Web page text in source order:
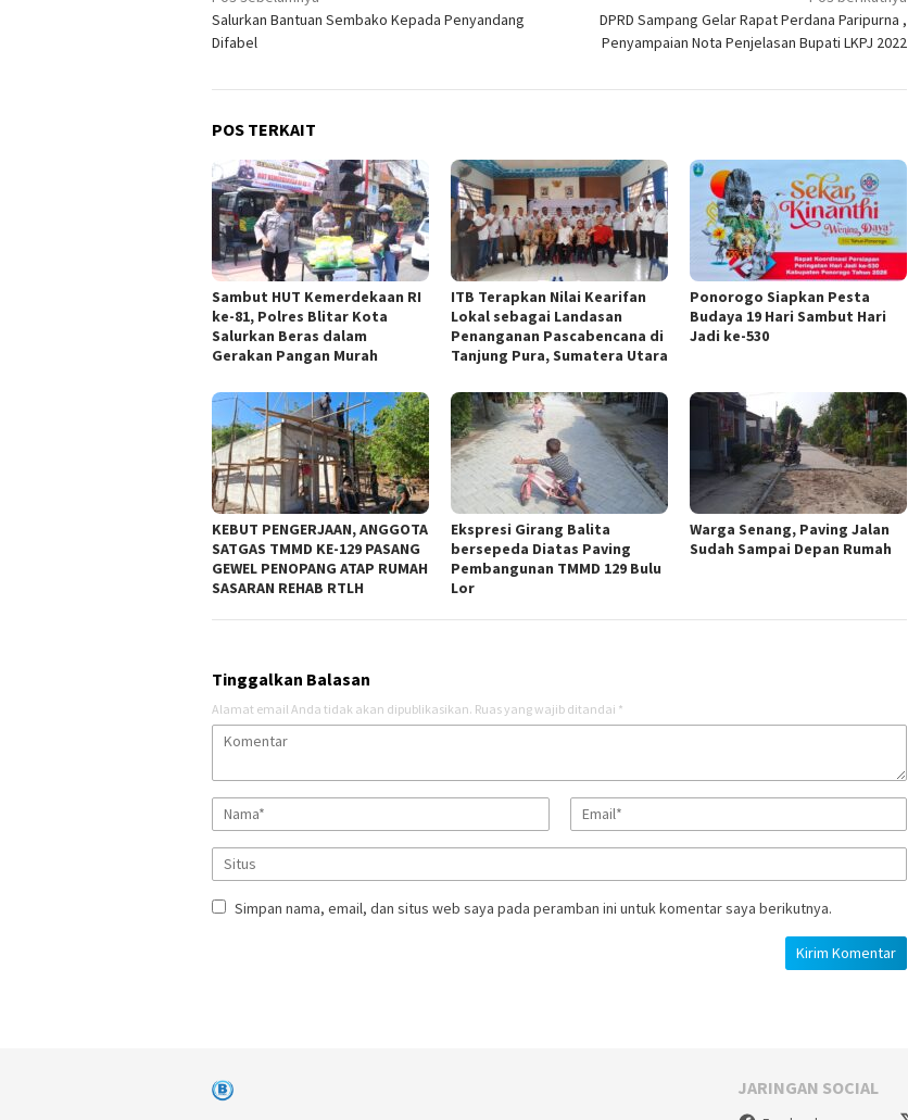
pos
Salurkan Bantuan Sembako Kepada Penyandang
Difabel
DPRD Sampang Gelar Rapat Perdana Paripurna ,
Penyampaian Nota Penjelasan Bupati LKPJ 2022
POS TERKAIT
Sambut HUT Kemerdekaan RI
ke-81, Polres Blitar Kota
Salurkan Beras dalam
Gerakan Pangan Murah
ITB Terapkan Nilai Kearifan
Lokal sebagai Landasan
Penanganan Pascabencana di
Tanjung Pura, Sumatera Utara
Ponorogo Siapkan Pesta
Budaya 19 Hari Sambut Hari
Jadi ke-530
KEBUT PENGERJAAN, ANGGOTA
SATGAS TMMD KE-129 PASANG
GEWEL PENOPANG ATAP RUMAH
SASARAN REHAB RTLH
Ekspresi Girang Balita
bersepeda Diatas Paving
Pembangunan TMMD 129 Bulu
Lor
Warga Senang, Paving Jalan
Sudah Sampai Depan Rumah
Tinggalkan Balasan
Alamat email Anda tidak akan dipublikasikan. Ruas yang wajib ditandai *
Simpan nama, email, dan situs web saya pada peramban ini untuk komentar saya berikutnya.
JARINGAN SOCIAL